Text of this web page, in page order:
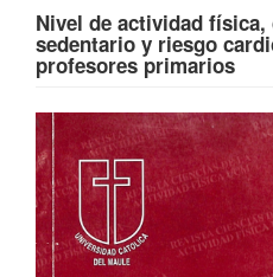
Nivel de actividad
sedentario y riesgo
profesores primarios
Barra
lateral
del
artículo